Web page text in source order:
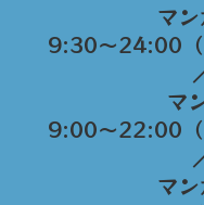
マン
9:30～24:00（
マ
9:00～22:00（
マン